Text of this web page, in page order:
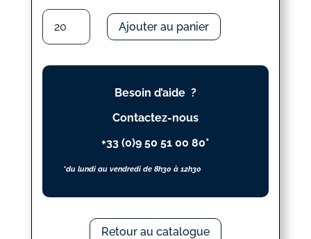
quantité
L'EAU
DE
Ajouter au panier
Besoin d’aide ?
Contactez-nous
+33 (0)9 50 51 00 80*
*du lundi au vendredi de 8h30 à 12h30
Retour au catalogue